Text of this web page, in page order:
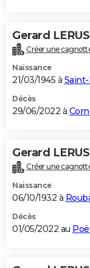
Gerard
Créer une
Naissance
21/03/1945 à
Décès
29/06/2022 à
Gerard
Créer une
Naissance
06/10/1932 à
Décès
01/05/2022 au